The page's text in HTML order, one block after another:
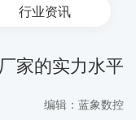
行业资讯
家的实力水平
编辑：蓝象数控